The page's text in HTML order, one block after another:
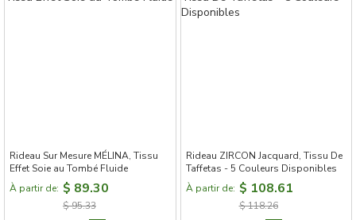
Rideau Sur Mesure MÉLINA, Tissu
Effet Soie au Tombé Fluide
À partir de: $ 89.30
$ 95.33
Rideau ZIRCON Jacquard, Tissu De
Taffetas - 5 Couleurs Disponibles
À partir de: $ 108.61
$ 118.26